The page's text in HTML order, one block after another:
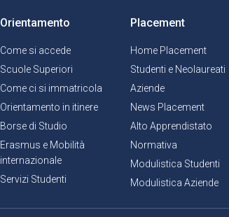
Orientamento
Come si accede
Scuole Superiori
Come ci si immatricola
Orientamento in itinere
Borse di Studio
Erasmus e Mobilità
internazionale
Servizi Studenti
Placement
Home Placement
Studenti e Neolaureati
Aziende
News Placement
Alto Apprendistato
Normativa
Modulistica Studenti
Modulistica Aziende